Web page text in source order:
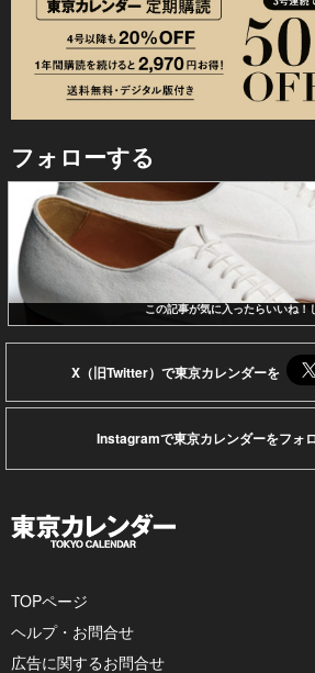
フォローする
この記事が気に入ったらいいね！
X（旧Twitter）で東京カレンダーを
Instagramで東京カレンダーをフォ
TOPページ
ヘルプ・お問合せ
広告に関するお問合せ